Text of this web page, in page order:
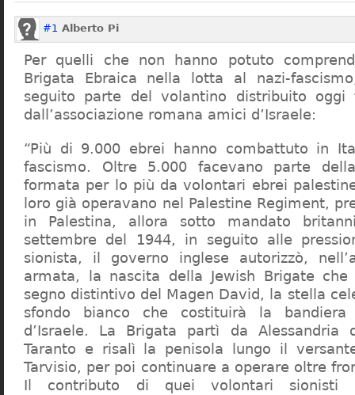
#1 Alberto Pi
Per quelli che non hanno potuto
Brigata Ebraica nella lotta al nazi-
seguito parte del volantino distribuito
dall’associazione romana amici d’Israele:
“Più di 9.000 ebrei hanno combattuto in
fascismo. Oltre 5.000 facevano parte
formata per lo più da volontari ebrei
loro già operavano nel Palestine Regiment,
in Palestina, allora sotto mandato
settembre del 1944, in seguito alle
sionista, il governo inglese autorizzò,
armata, la nascita della Jewish Brigate
segno distintivo del Magen David, la stella
sfondo bianco che costituirà la
d’Israele. La Brigata partì da Alessandria
Taranto e risalì la penisola lungo il
Tarvisio, per poi continuare a operare oltre
Il contributo di quei volontari sionisti